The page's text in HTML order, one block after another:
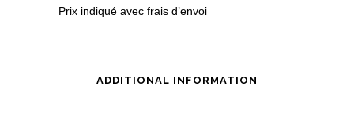
Prix indiqué avec frais d’envoi
ADDITIONAL INFORMATION